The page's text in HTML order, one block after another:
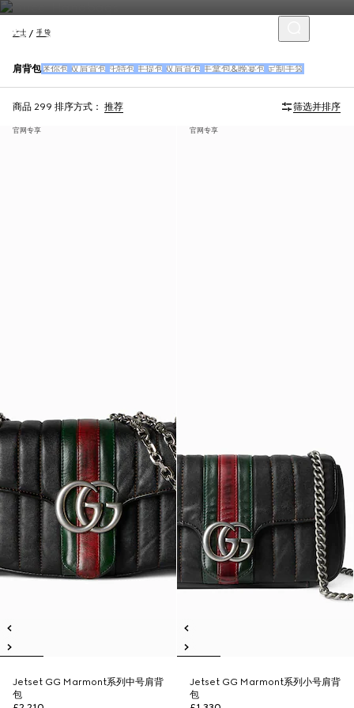
女士 手袋
肩背包迷你包 双肩背包 托特包 手提包 双肩背包 手拿包&晚宴包 定制手袋
商品 299 排序方式： 推荐 筛选并排序
官网专享
Jetset GG Marmont系列中号肩背
包
官网专享
Jetset GG Marmont系列小号肩背
包